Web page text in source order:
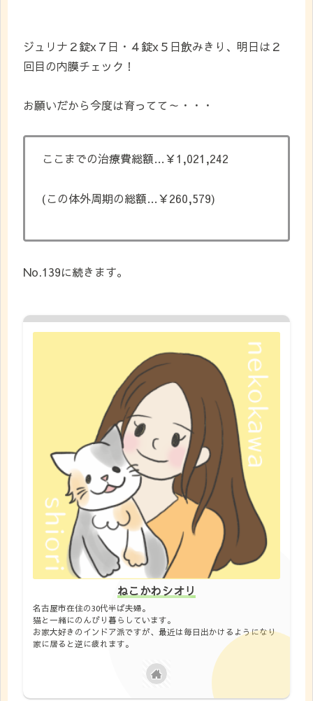
ジュリナ２錠x７日・４錠x５日飲みきり、明日は２
回目の内膜チェック！
お願いだから今度は育ってて～・・・
ここまでの治療費総額…￥1,021,242
(この体外周期の総額…￥260,579)
No.139に続きます。
ねこかわシオリ
名古屋市在住の30代半ば夫婦。
猫と一緒にのんびり暮らしています。
お家大好きのインドア派ですが、最近は毎日出かけるようになり
家に居ると逆に疲れます。